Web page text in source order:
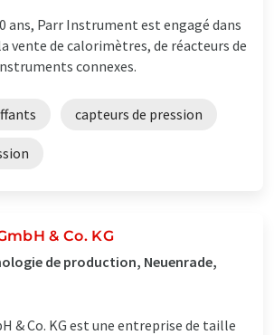
ans, Parr Instrument est engagé dans
vente de calorimètres, de réacteurs de
connexes.
capteurs de pression
& Co. KG
de production, Neuenrade,
& Co. KG est une entreprise de taille